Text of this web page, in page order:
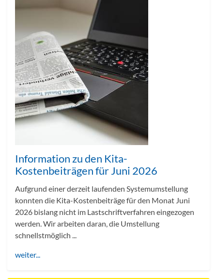
Information zu den Kita-
Kostenbeiträgen für Juni 2026
Aufgrund einer derzeit laufenden Systemumstellung
konnten die Kita-Kostenbeiträge für den Monat Juni
2026 bislang nicht im Lastschriftverfahren eingezogen
werden. Wir arbeiten daran, die Umstellung
schnellstmöglich ...
weiter...